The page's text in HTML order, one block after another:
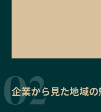
企業から見た地域